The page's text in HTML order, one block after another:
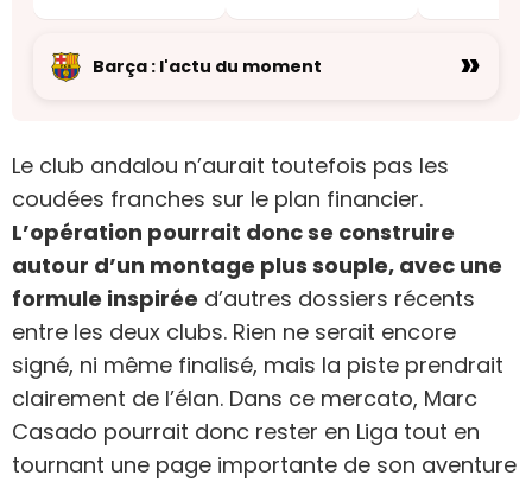
Barça : l'actu du moment »
Le club andalou n’aurait toutefois pas les
coudées franches sur le plan financier.
L’opération pourrait donc se construire
autour d’un montage plus souple, avec une
formule inspirée d’autres dossiers récents
entre les deux clubs. Rien ne serait encore
signé, ni même finalisé, mais la piste prendrait
clairement de l’élan. Dans ce mercato, Marc
Casado pourrait donc rester en Liga tout en
tournant une page importante de son aventure